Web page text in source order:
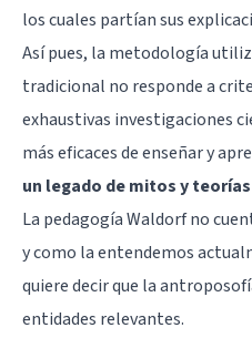
los cuales partían sus
Así pues, la metodología
tradicional no responde a
exhaustivas investigaciones
más eficaces de enseñar y
un legado de mitos y
La pedagogía Waldorf no
y como la entendemos
quiere decir que la
entidades relevantes.